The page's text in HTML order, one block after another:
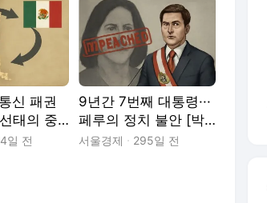
신 패권
태의 중
문화]
일 전
9년간 7번째 대통령···
페루의 정치 불안 [박
선태의 중남미 이슈와
서울경제 295일 전